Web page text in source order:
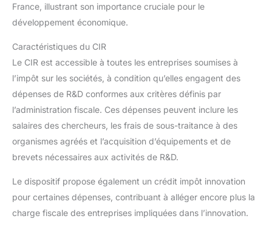
France, illustrant son importance cruciale pour le
développement économique.
Caractéristiques du CIR
Le CIR est accessible à toutes les entreprises soumises à
l’impôt sur les sociétés, à condition qu’elles engagent des
dépenses de R&D conformes aux critères définis par
l’administration fiscale. Ces dépenses peuvent inclure les
salaires des chercheurs, les frais de sous-traitance à des
organismes agréés et l’acquisition d’équipements et de
brevets nécessaires aux activités de R&D.
Le dispositif propose également un crédit impôt innovation
pour certaines dépenses, contribuant à alléger encore plus la
charge fiscale des entreprises impliquées dans l’innovation.